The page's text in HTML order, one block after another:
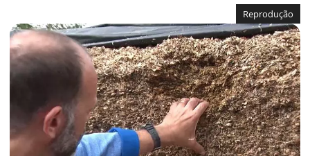
Reprodução